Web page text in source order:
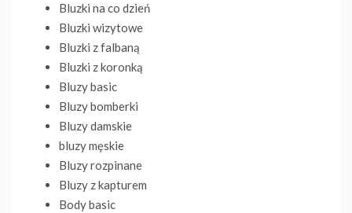
Bluzki na co dzień
Bluzki wizytowe
Bluzki z falbaną
Bluzki z koronką
Bluzy basic
Bluzy bomberki
Bluzy damskie
bluzy męskie
Bluzy rozpinane
Bluzy z kapturem
Body basic